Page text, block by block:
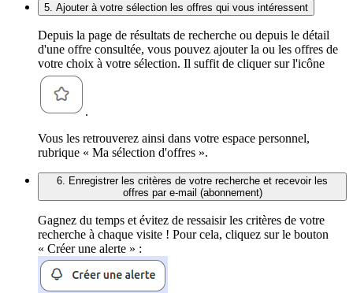
5. Ajouter à votre sélection les offres qui vous intéressent
Depuis la page de résultats de recherche ou depuis le détail
d'une offre consultée, vous pouvez ajouter la ou les offres de
votre choix à votre sélection. Il suffit de cliquer sur l'icône
.
Vous les retrouverez ainsi dans votre espace personnel,
rubrique « Ma sélection d'offres ».
6. Enregistrer les critères de votre recherche et recevoir les
offres par e-mail (abonnement)
Gagnez du temps et évitez de ressaisir les critères de votre
recherche à chaque visite ! Pour cela, cliquez sur le bouton
« Créer une alerte » :